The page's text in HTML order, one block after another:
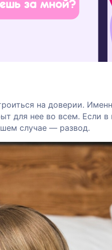
на доверии.
для нее во всем. Если в
случае — развод.